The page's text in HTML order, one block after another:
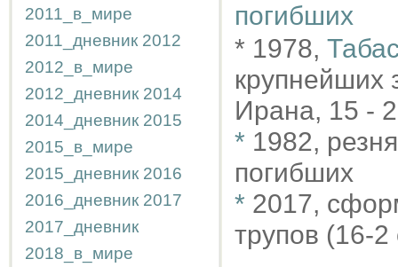
2011_в_мире
2011_дневник 2012
2012_в_мире
2012_дневник 2014
2014_дневник 2015
2015_в_мире
2015_дневник 2016
2016_дневник 2017
2017_дневник
2018_в_мире
погибших
* 1978,
крупнейших
Ирана, 15 -
* 1982,
погибших
* 2017,
трупов (16-2